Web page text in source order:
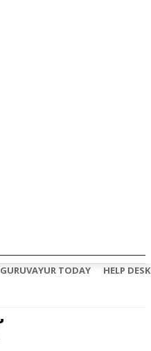
GURUVAYUR TODAY HELP DESK